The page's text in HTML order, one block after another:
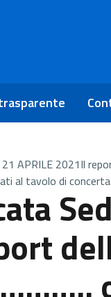
APRILE 2021Il
al tavolo di